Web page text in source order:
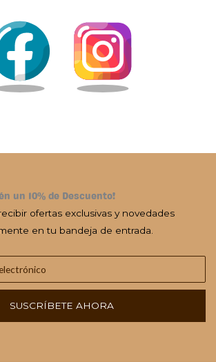
un 10% de Descuento!
ofertas exclusivas y novedades
en tu bandeja de entrada.
SUSCRÍBETE AHORA